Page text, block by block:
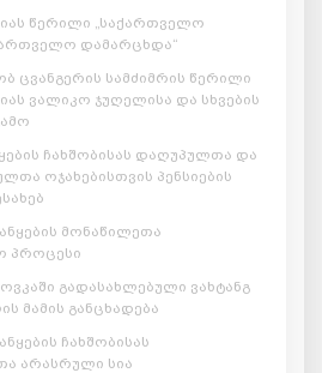
წერილი „საქართველო
დამარცხდა“
ცვანგერის სამძიმრის წერილი
ვალიკო ჯუღელისა და სხვების
ჩახშობისას დაღუპულთა და
ოჯახებისთვის პენსიების
მონაწილეთა
პროცესი
გადასახლებული ვახტანგ
მამის განცხადება
ჩახშობისას
არასრული სია